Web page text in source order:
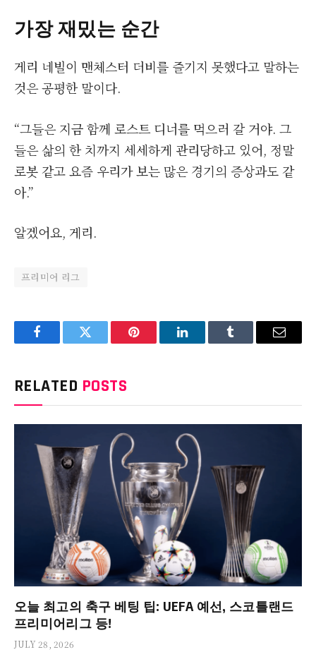
가장 재밌는 순간
게리 네빌이 맨체스터 더비를 즐기지 못했다고 말하는
것은 공평한 말이다.
“그들은 지금 함께 로스트 디너를 먹으러 갈 거야. 그
들은 삶의 한 치까지 세세하게 관리당하고 있어, 정말
로봇 같고 요즘 우리가 보는 많은 경기의 증상과도 같
아.”
알겠어요, 게리.
프리미어 리그
FacebookTwitter Pinterest LinkedInTumblr Email
RELATED POSTS
오늘 최고의 축구 베팅 팁: UEFA 예선, 스코틀랜드
프리미어리그 등!
JULY 28, 2026